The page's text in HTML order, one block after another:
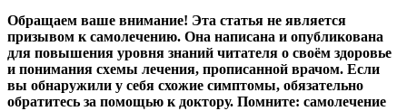
Обращаем ваше внимание! Эта статья не является
призывом к самолечению. Она написана и опубликована
для повышения уровня знаний читателя о своём здоровье
и понимания схемы лечения, прописанной врачом. Если
вы обнаружили у себя схожие симптомы, обязательно
обратитесь за помощью к доктору. Помните: самолечение